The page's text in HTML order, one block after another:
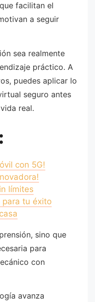
facilitan el
a seguir
sea realmente
práctico. A
puedes aplicar lo
seguro antes
real.
con 5G!
límites
para tu éxito
sino que
para
con
avanza